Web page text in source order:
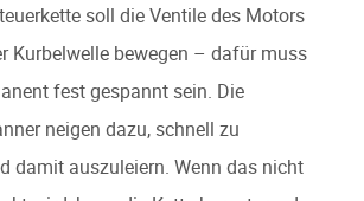
soll die Ventile des Motors
Kurbelwelle bewegen – dafür muss
fest gespannt sein. Die
neigen dazu, schnell zu
damit auszuleiern. Wenn das nicht